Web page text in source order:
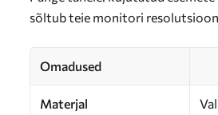
sõltub teie monitori
Omadused
Materjal